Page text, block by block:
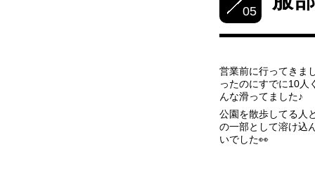
05
営業前に行ってきま
ったのにすでに10人
んな滑ってました♪
公園を散歩してる人
の一部として溶け込
いでした👀